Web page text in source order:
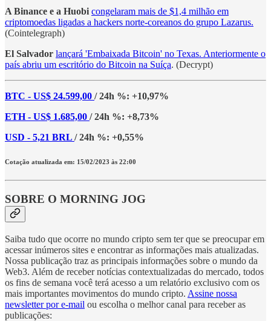
A Binance e a Huobi congelaram mais de $1,4 milhão em
criptomoedas ligadas a hackers norte-coreanos do grupo Lazarus.
(Cointelegraph)
El Salvador lançará 'Embaixada Bitcoin' no Texas. Anteriormente o
país abriu um escritório do Bitcoin na Suíça. (Decrypt)
BTC - US$ 24.599,00 / 24h %: +10,97%
ETH - US$ 1.685,00 / 24h %: +8,73%
USD - 5,21 BRL / 24h %: +0,55%
Cotação atualizada em: 15/02/2023 às 22:00
SOBRE O MORNING JOG
Saiba tudo que ocorre no mundo cripto sem ter que se preocupar em
acessar inúmeros sites e encontrar as informações mais atualizadas.
Nossa publicação traz as principais informações sobre o mundo da
Web3. Além de receber notícias contextualizadas do mercado, todos
os fins de semana você terá acesso a um relatório exclusivo com os
mais importantes movimentos do mundo cripto. Assine nossa
newsletter por e-mail ou escolha o melhor canal para receber as
publicações: